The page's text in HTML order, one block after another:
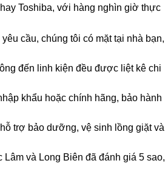
Toshiba, với hàng nghìn giờ thực
cầu, chúng tôi có mặt tại nhà bạn,
đến linh kiện đều được liệt kê chi
khẩu hoặc chính hãng, bảo hành
trợ bảo dưỡng, vệ sinh lồng giặt và
Lâm và Long Biên đã đánh giá 5 sao,